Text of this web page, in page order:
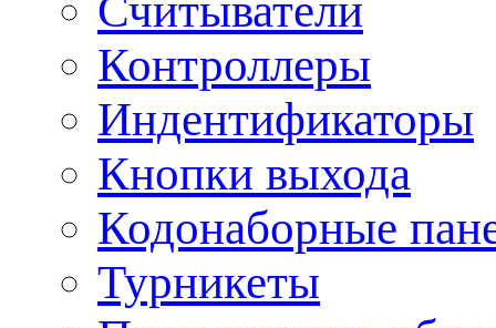
Контроллеры
Индентификаторы
Кнопки выхода
Кодонаборные
Турникеты